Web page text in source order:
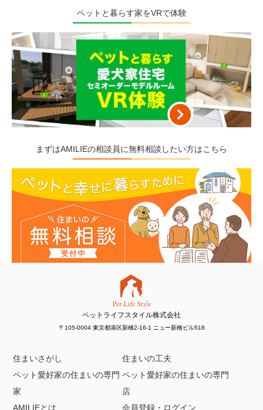
ペットと暮らす家をVRで体験
まずはAMILIEの相談員に無料相談したい方はこちら
ペットライフスタイル株式会社
〒105-0004 東京都港区新橋2-16-1 ニュー新橋ビル518
住まいさがし
住まいの工夫
ペット愛好家の住まいの専門
家
ペット愛好家の住まいの専門
店
AMILIEとは
会員登録・ログイン